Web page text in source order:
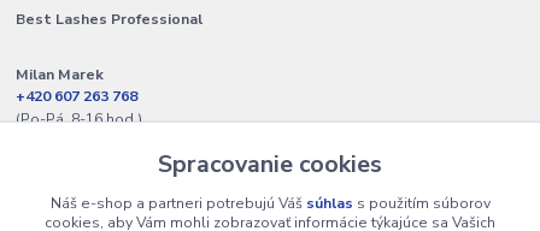
Best Lashes Professional
Milan Marek
+420 607 263 768
(Po-Pá, 8-16 hod.)
info@best-lashes.skSpracovanie cookies
Náš e-shop a partneri potrebujú Váš súhlas s použitím súborov
cookies, aby Vám mohli zobrazovať informácie týkajúce sa Vašich